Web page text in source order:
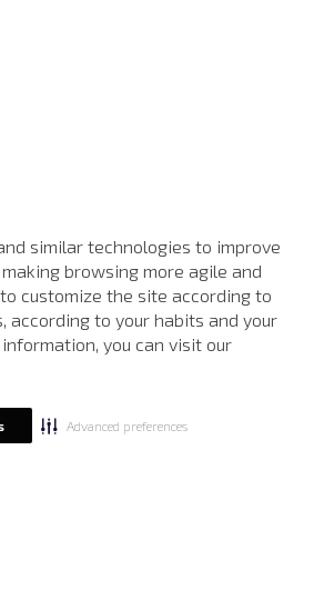
similar technologies to improve
browsing more agile and
customize the site according to
according to your habits and your
you can visit our
Advanced preferences